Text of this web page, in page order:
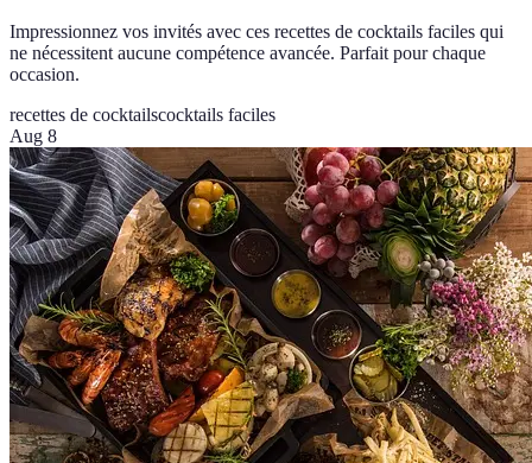
Impressionnez vos invités avec ces recettes de cocktails faciles qui
ne nécessitent aucune compétence avancée. Parfait pour chaque
occasion.
recettes de cocktailscocktails faciles
Aug 8